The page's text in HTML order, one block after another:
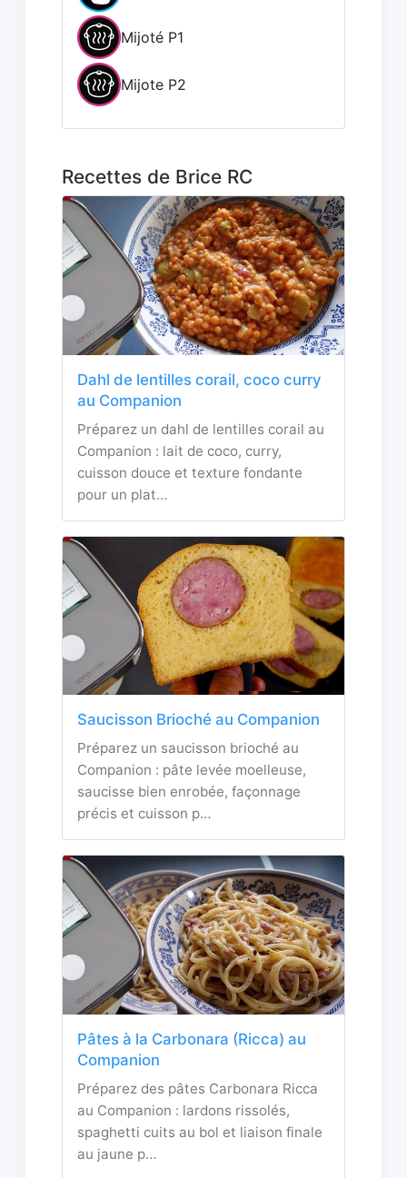
Mijoté P1
Mijote P2
Recettes de Brice RC
Dahl de lentilles corail, coco curry
au Companion
Préparez un dahl de lentilles corail au
Companion : lait de coco, curry,
cuisson douce et texture fondante
pour un plat…
Saucisson Brioché au Companion
Préparez un saucisson brioché au
Companion : pâte levée moelleuse,
saucisse bien enrobée, façonnage
précis et cuisson p…
Pâtes à la Carbonara (Ricca) au
Companion
Préparez des pâtes Carbonara Ricca
au Companion : lardons rissolés,
spaghetti cuits au bol et liaison finale
au jaune p…